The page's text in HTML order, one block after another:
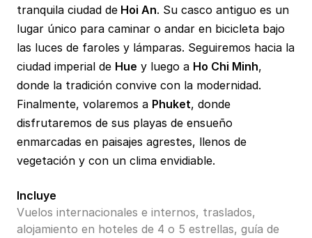
tranquila ciudad de Hoi An. Su casco antiguo es un
lugar único para caminar o andar en bicicleta bajo
las luces de faroles y lámparas. Seguiremos hacia la
ciudad imperial de Hue y luego a Ho Chi Minh,
donde la tradición convive con la modernidad.
Finalmente, volaremos a Phuket, donde
disfrutaremos de sus playas de ensueño
enmarcadas en paisajes agrestes, llenos de
vegetación y con un clima envidiable.
Incluye
Vuelos internacionales e internos, traslados,
alojamiento en hoteles de 4 o 5 estrellas, guía de